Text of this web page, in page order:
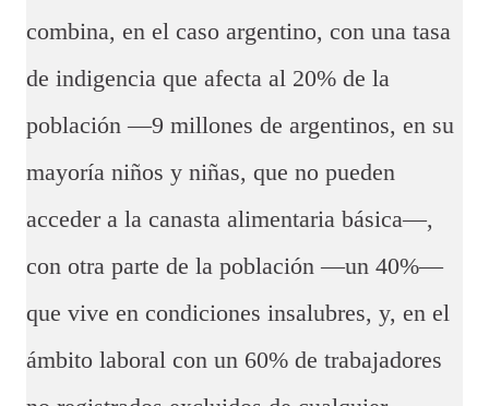
combina, en el caso argentino, con una tasa
de indigencia que afecta al 20% de la
población —9 millones de argentinos, en su
mayoría niños y niñas, que no pueden
acceder a la canasta alimentaria básica—,
con otra parte de la población —un 40%—
que vive en condiciones insalubres, y, en el
ámbito laboral con un 60% de trabajadores